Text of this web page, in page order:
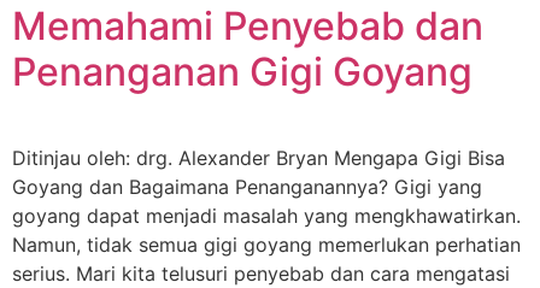
Memahami Penyebab dan
Penanganan Gigi Goyang
Ditinjau oleh: drg. Alexander Bryan Mengapa Gigi Bisa
Goyang dan Bagaimana Penanganannya? Gigi yang
goyang dapat menjadi masalah yang mengkhawatirkan.
Namun, tidak semua gigi goyang memerlukan perhatian
serius. Mari kita telusuri penyebab dan cara mengatasi